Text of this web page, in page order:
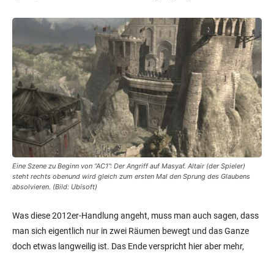
Eine Szene zu Beginn von “AC1”: Der Angriff auf Masyaf. Altair (der Spieler)
steht rechts obenund wird gleich zum ersten Mal den Sprung des Glaubens
absolvieren. (Bild: Ubisoft)
Was diese 2012er-Handlung angeht, muss man auch sagen, dass
man sich eigentlich nur in zwei Räumen bewegt und das Ganze
doch etwas langweilig ist. Das Ende verspricht hier aber mehr,